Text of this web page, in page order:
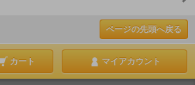
ページの先頭へ戻る
カート マイアカウント